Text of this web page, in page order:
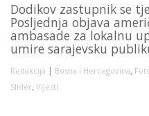
Dodikov zastupnik se
Posljednja objava
ambasade za lokalnu
umire sarajevsku
Redakcija | Bosna i Hercegovina,
Slider, Vijesti